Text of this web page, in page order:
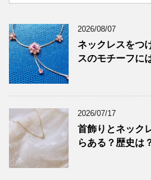
2026/08/07
ネックレスをつ
スのモチーフに
2026/07/17
首飾りとネック
らある？歴史は